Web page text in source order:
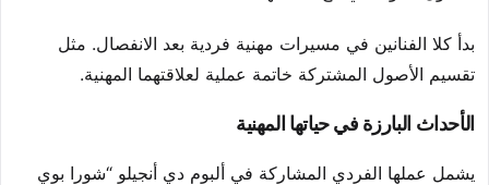
بدأ كلا الفنانين في مسيرات مهنية فردية بعد الانفصال. مثل
تقسيم الأصول المشتركة خاتمة عملية لعلاقتهما المهنية.
الأحداث البارزة في حياتها المهنية
يشمل عملها الفردي المشاركة في ألبوم دي أنجيلو “شورا بوي